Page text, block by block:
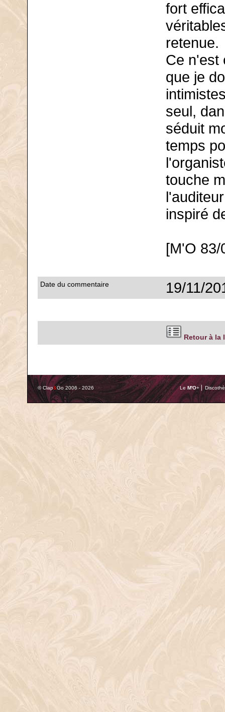
fort
retenue.
Ce n'est
que je
seul,
séduit
temps
touche
inspiré
[M'O 83/
Date du commentaire 19/11/
Retour à la
© Clap&Go 2006 - 2026 Le M'O+ ⎢